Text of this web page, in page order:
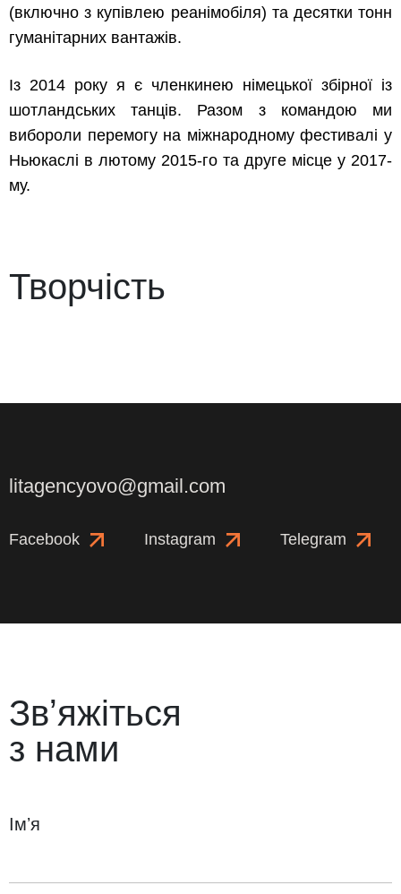
(включно з купівлею реанімобіля) та десятки тонн
гуманітарних вантажів.
Із 2014 року я є членкинею німецької збірної із
шотландських танців. Разом з командою ми
вибороли перемогу на міжнародному фестивалі у
Ньюкаслі в лютому 2015-го та друге місце у 2017-
му.
Творчість
litagencyovo@gmail.com
Facebook Instagram Telegram
Звʼяжіться
з нами
Імʼя